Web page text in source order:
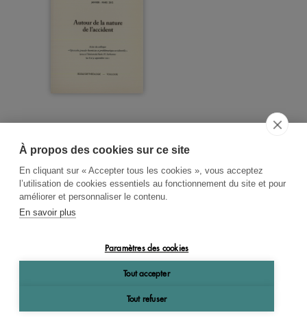
À propos des cookies sur ce site
En cliquant sur « Accepter tous les cookies », vous acceptez
l’utilisation de cookies essentiels au fonctionnement du site et pour
améliorer et personnaliser le contenu.
En savoir plus
Paramètres des cookies
Tout accepter
Tout refuser
RECHERCHE THÉMATIQUE
OK